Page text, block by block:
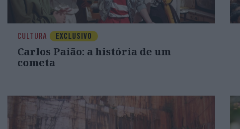
CULTURA EXCLUSIVO
Carlos Paião: a história de um
cometa